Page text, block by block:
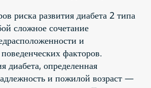
риска развития диабета 2 типа
сложное сочетание
и
факторов.
диабета, определенная
и пожилой возраст —